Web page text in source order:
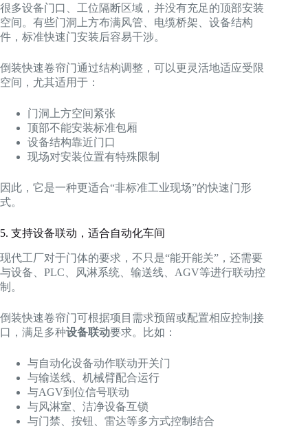
很多设备门口、工位隔断区域，并没有充足的顶部安装
空间。有些门洞上方布满风管、电缆桥架、设备结构
件，标准快速门安装后容易干涉。
倒装快速卷帘门通过结构调整，可以更灵活地适应受限
空间，尤其适用于：
门洞上方空间紧张
顶部不能安装标准包厢
设备结构靠近门口
现场对安装位置有特殊限制
因此，它是一种更适合“非标准工业现场”的快速门形
式。
5. 支持设备联动，适合自动化车间
现代工厂对于门体的要求，不只是“能开能关”，还需要
与设备、PLC、风淋系统、输送线、AGV等进行联动控
制。
倒装快速卷帘门可根据项目需求预留或配置相应控制接
口，满足多种设备联动要求。比如：
与自动化设备动作联动开关门
与输送线、机械臂配合运行
与AGV到位信号联动
与风淋室、洁净设备互锁
与门禁、按钮、雷达等多方式控制结合